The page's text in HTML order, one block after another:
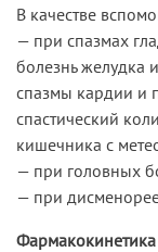
В качестве
— при спазмах
болезнь желудка
спазмы кардии и
спастический
кишечника с
— при головных
— при
Фармакокинетика